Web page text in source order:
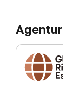
Agentur